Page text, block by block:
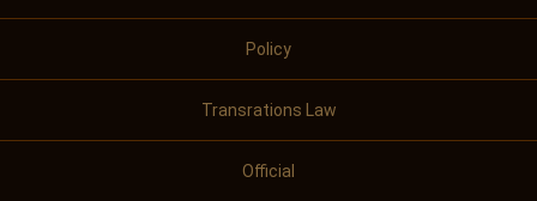
Policy
Transrations Law
Official